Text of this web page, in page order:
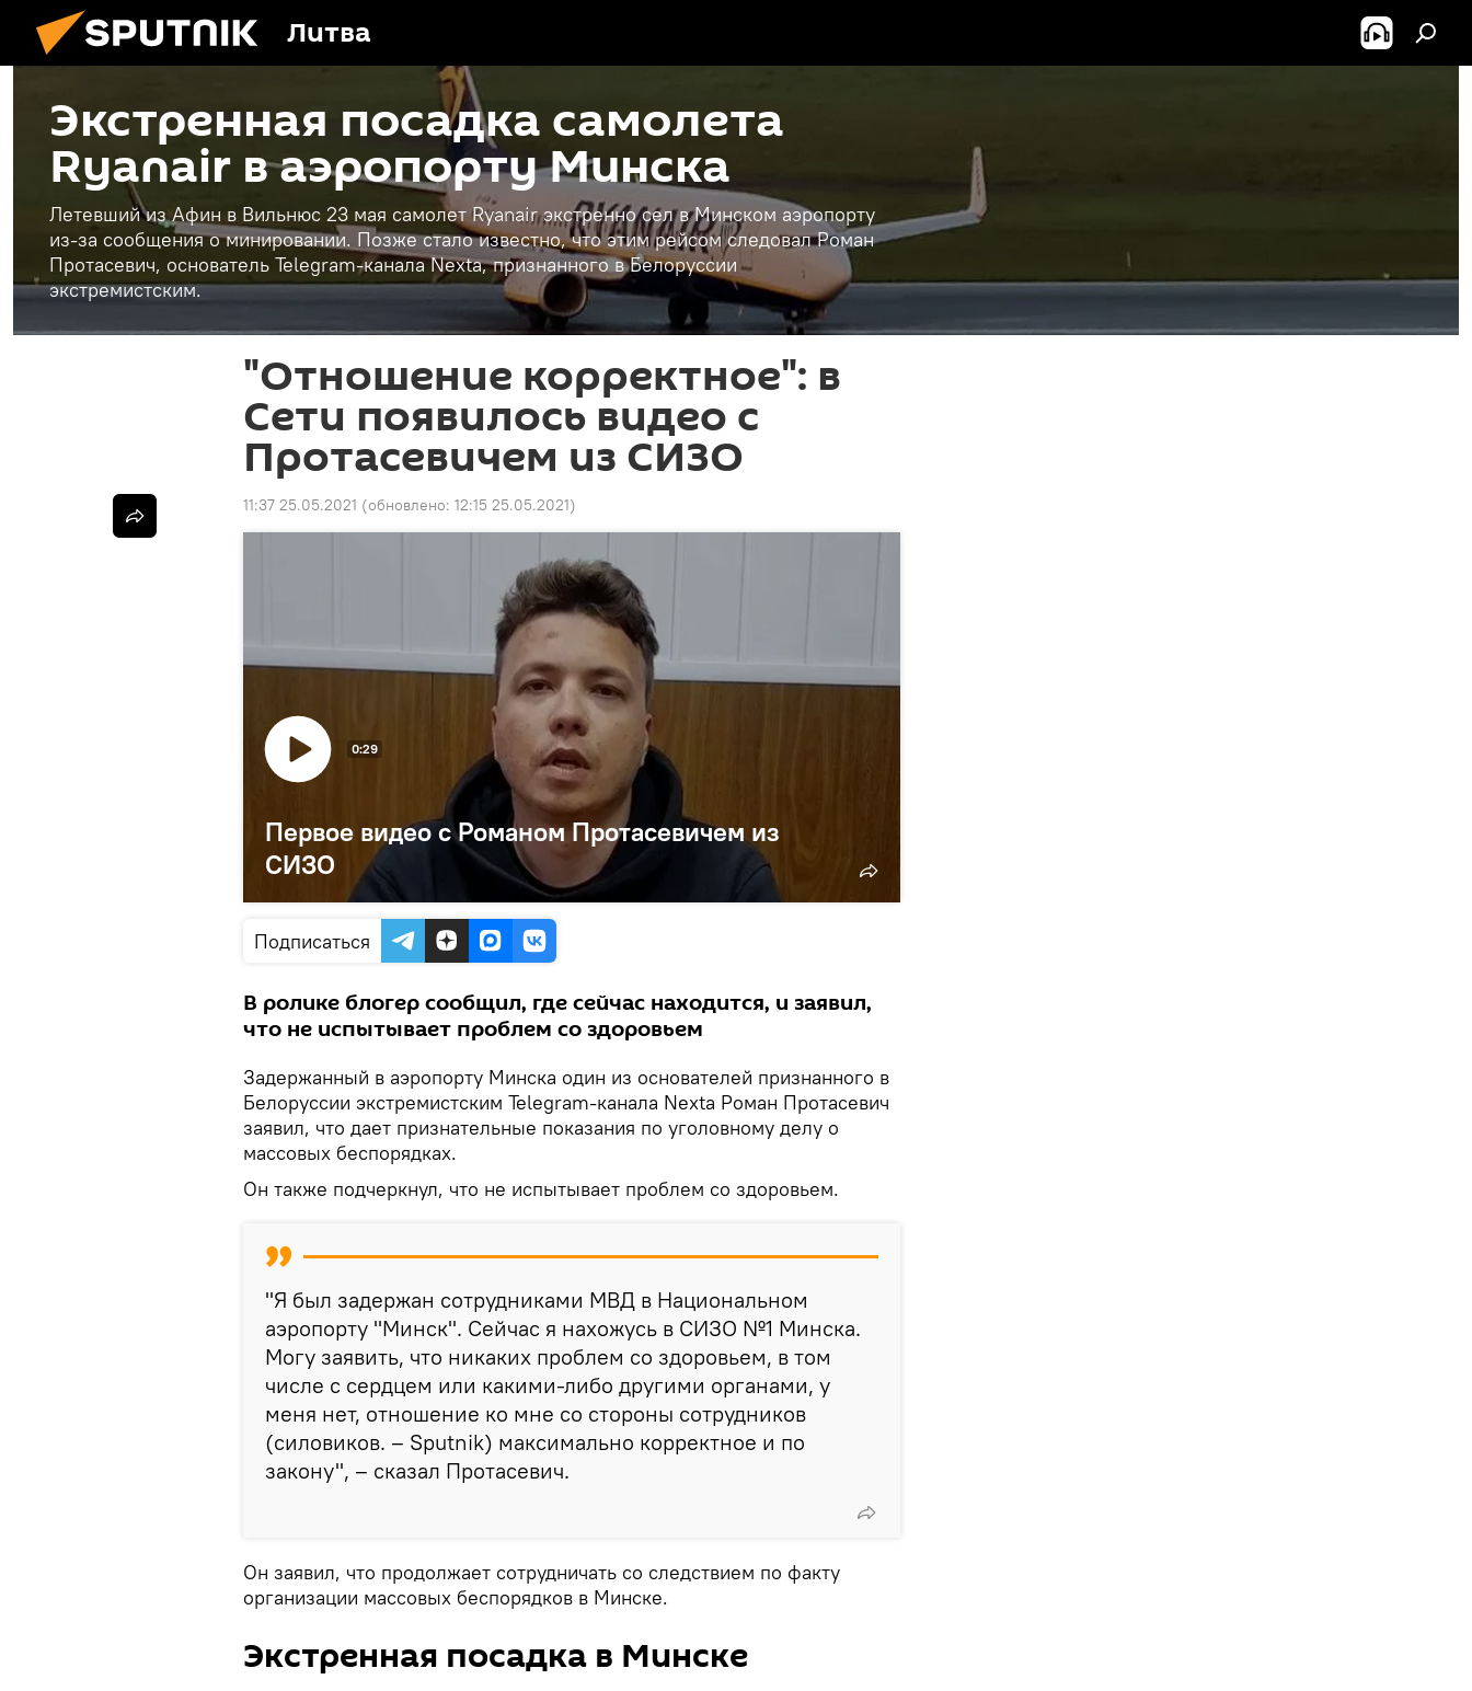
Литва
Экстренная посадка самолета
Ryanair в аэропорту Минска
Летевший из Афин в Вильнюс 23 мая самолет Ryanair экстренно сел в Минском аэропорту
из-за сообщения о минировании. Позже стало известно, что этим рейсом следовал Роман
Протасевич, основатель Telegram-канала Nexta, признанного в Белоруссии
экстремистским.
"Отношение корректное": в
Сети появилось видео с
Протасевичем из СИЗО
11:37 25.05.2021 (обновлено: 12:15 25.05.2021)
Первое видео c Романом Протасевичем из
СИЗО
0:29
Подписаться
В ролике блогер сообщил, где сейчас находится, и заявил,
что не испытывает проблем со здоровьем
Задержанный в аэропорту Минска один из основателей признанного в
Белоруссии экстремистским Telegram-канала Nexta Роман Протасевич
заявил, что дает признательные показания по уголовному делу о
массовых беспорядках.
Он также подчеркнул, что не испытывает проблем со здоровьем.
"Я был задержан сотрудниками МВД в Национальном
аэропорту "Минск". Сейчас я нахожусь в СИЗО №1 Минска.
Могу заявить, что никаких проблем со здоровьем, в том
числе с сердцем или какими-либо другими органами, у
меня нет, отношение ко мне со стороны сотрудников
(силовиков. – Sputnik) максимально корректное и по
закону", – сказал Протасевич.
Он заявил, что продолжает сотрудничать со следствием по факту
организации массовых беспорядков в Минске.
Экстренная посадка в Минске